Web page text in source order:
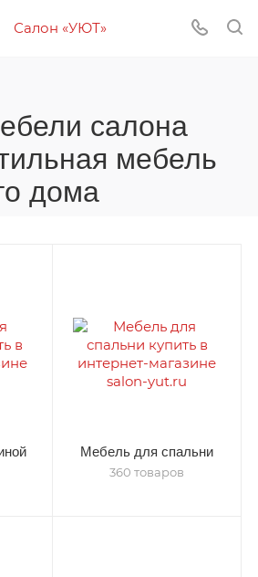
салона
мебель
дома
Мебель для спальни
360 товаров